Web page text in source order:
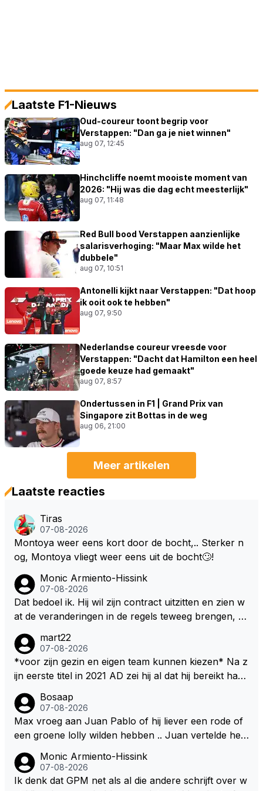
Laatste F1-Nieuws
Oud-coureur toont begrip voor
Verstappen: "Dan ga je niet winnen"
aug 07, 12:45
Hinchcliffe noemt mooiste moment van
2026: "Hij was die dag echt meesterlijk"
aug 07, 11:48
Red Bull bood Verstappen aanzienlijke
salarisverhoging: "Maar Max wilde het
dubbele"
aug 07, 10:51
Antonelli kijkt naar Verstappen: "Dat hoop
ik ooit ook te hebben"
aug 07, 9:50
Nederlandse coureur vreesde voor
Verstappen: "Dacht dat Hamilton een heel
goede keuze had gemaakt"
aug 07, 8:57
Ondertussen in F1 | Grand Prix van
Singapore zit Bottas in de weg
aug 06, 21:00
Meer artikelen
Laatste reacties
Tiras
07-08-2026
Montoya weer eens kort door de bocht,.. Sterker n
og, Montoya vliegt weer eens uit de bocht🙄!
Monic Armiento-Hissink
07-08-2026
Dat bedoel ik. Hij wil zijn contract uitzitten en zien w
at de veranderingen in de regels teweeg brengen, al
ijn eigen team te kiezen en zijn gezin. hij kan dan zelf
bepalen aan welke races hij mee wil doen en is ook
vaker thuis. Hij zit dan ook niet meer vast aan een c
ntract zou tekenen.
mart22
07-08-2026
*voor zijn gezin en eigen team kunnen kiezen* Na z
ijn eerste titel in 2021 AD zei hij al dat hij bereikt had
aarna nog komt bonus was. Ik denk dat hij dat meen
de en dat hij er nog steeds zo in staat. Nu telt voorn
amelijk het plezier hebben in wat hij doet nog als drij
Nu, met deze auto's??? Met deze regels???
Bosaap
07-08-2026
Max vroeg aan Juan Pablo of hij liever een rode of
een groene lolly wilden hebben .. Juan vertelde hem
het gretig likken aan zijn rode lolly hoorde Juan toc
h echt van Max dat RB hem een contract had aange
Monic Armiento-Hissink
07-08-2026
Ik denk dat GPM net als al die andere schrijft over w